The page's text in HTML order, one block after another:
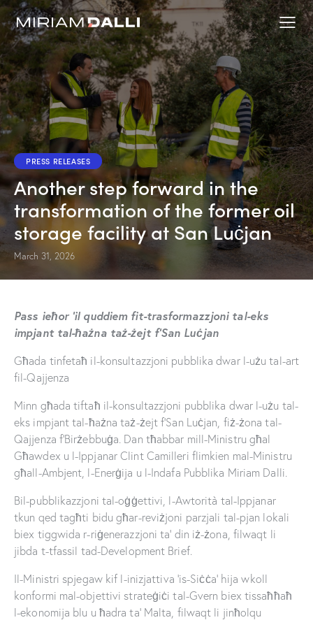
PRESS RELEASES
Another step forward in the
transformation of the former oil
storage facility at San Luċjan
March 31, 2026
Pass ieħor ’il quddiem fit-trasformazzjoni tal-eks
impjant tal-ħażna taż-żejt f’San Luċjan
Għada tinfetaħ il-konsultazzjoni pubblika dwar l-użu tal-art
fil-Qajjenza
Minn għada tiftaħ il-konsultazzjoni pubblika dwar l-użu tal-
eks impjant tal-ħażna taż-żejt f’San Luċjan, fiż-żona tal-
Qajjenza f’Birżebbuġa. Dan tħabbar mill-Ministru għal
Għawdex u l-Ippjanar Clint Camilleri flimkien mal-Ministru
għall-Ambjent, l-Enerġija u l-Indafa Pubblika Miriam Dalli.
Bil-pubblikazzjoni tal-oġġettivi, l-Awtorità tal-Ippjanar
tkun qed tagħti bidu għar-reviżjoni parzjali tal-pjan lokali
biex tiggwida r-riġenerazzjoni ta’ din iż-żona, filwaqt li
jibda t-tfassil tad-Development Brief.
Il-Ministri spjegaw kif l-inizjattiva ‘is-Siċċa’ hija wkoll
konformi mal-objettivi strateġiċi tal-Gvern biex tissaħħaħ
l-ekonomija blu u ħadra ta’ Malta, filwaqt li jinħolqu